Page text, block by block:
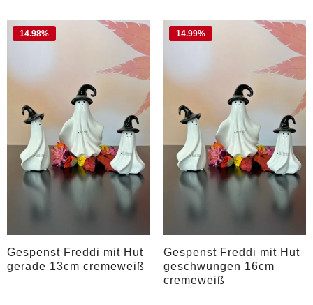
14.98%
Gespenst Freddi mit Hut
gerade 13cm cremeweiß
14.99%
Gespenst Freddi mit Hut
geschwungen 16cm
cremeweiß